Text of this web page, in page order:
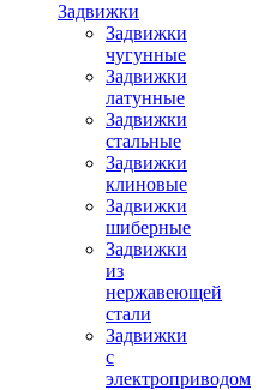
Задвижки
Задвижки
чугунные
Задвижки
латунные
Задвижки
стальные
Задвижки
клиновые
Задвижки
шиберные
Задвижки
из
нержавеющей
стали
Задвижки
с
электроприводом